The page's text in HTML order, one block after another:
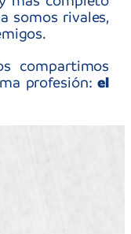
instancia
para
sus
apenas
del fútbol
ejes de
Juega,